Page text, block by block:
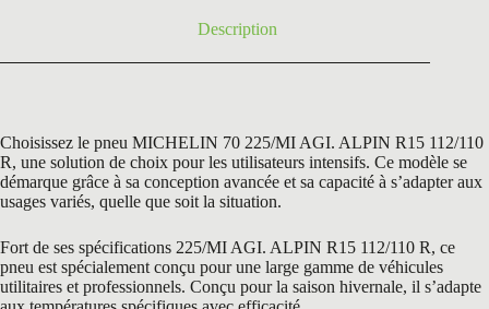
Description
Choisissez le pneu MICHELIN 70 225/MI AGI. ALPIN R15 112/110
R, une solution de choix pour les utilisateurs intensifs. Ce modèle se
démarque grâce à sa conception avancée et sa capacité à s’adapter aux
usages variés, quelle que soit la situation.
Fort de ses spécifications 225/MI AGI. ALPIN R15 112/110 R, ce
pneu est spécialement conçu pour une large gamme de véhicules
utilitaires et professionnels. Conçu pour la saison hivernale, il s’adapte